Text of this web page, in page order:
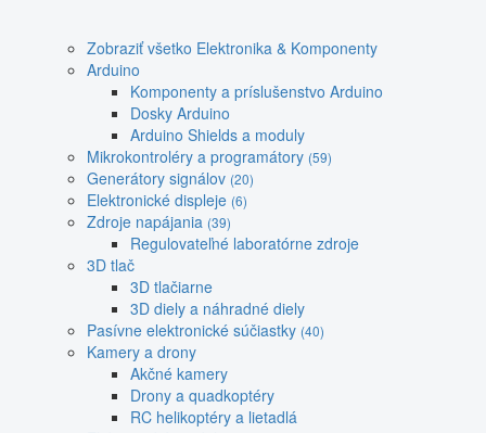
Zobraziť všetko Elektronika & Komponenty
Arduino
Komponenty a príslušenstvo Arduino
Dosky Arduino
Arduino Shields a moduly
Mikrokontroléry a programátory (59)
Generátory signálov (20)
Elektronické displeje (6)
Zdroje napájania (39)
Regulovateľné laboratórne zdroje
3D tlač
3D tlačiarne
3D diely a náhradné diely
Pasívne elektronické súčiastky (40)
Kamery a drony
Akčné kamery
Drony a quadkoptéry
RC helikoptéry a lietadlá